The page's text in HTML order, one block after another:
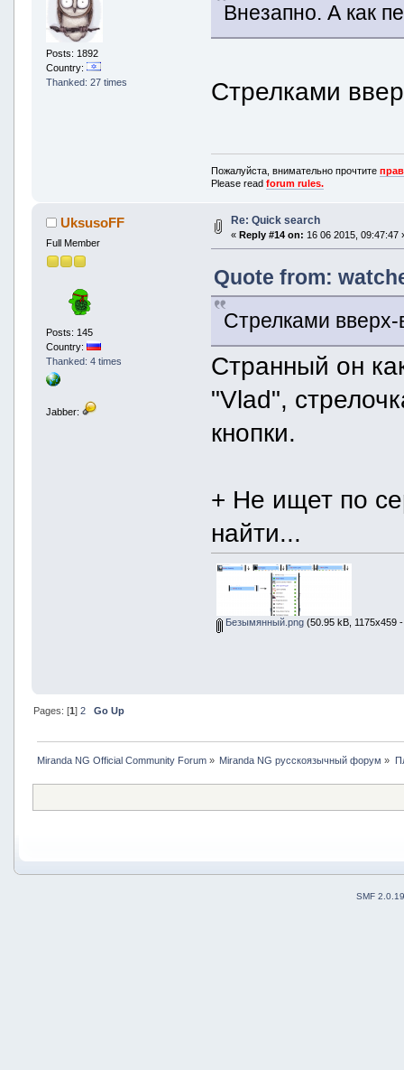
Posts: 1892
Country:
Thanked: 27 times
Внезапно. А как
Стрелками
Пожалуйста, внимательно прочтите
Please readforum rules.
UksusoFF
Full Member
Posts: 145
Country:
Thanked: 4 times
Jabber:
Re: Quick search
« Reply #14 on: 16 06 2015, 09:47:47
Quote from:
Стрелками вверх-
Странный он
"Vlad",
кнопки.
+ Не ищет по
найти...
Безымянный.png(50.95 kB, 1175x459
Pages: [1] 2 Go Up
Miranda NG Official Community Forum» Miranda NG русскоязычный форум »
SMF 2.0.19